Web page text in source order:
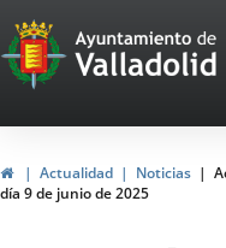
Portal
Web
del
de
InicioActualidad Noticias
día 9 de junio de 2025